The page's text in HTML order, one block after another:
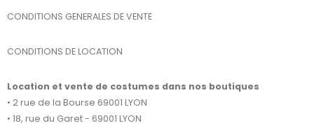
CONDITIONS GENERALES DE VENTE
CONDITIONS DE LOCATION
Location et vente de costumes dans nos boutiques
• 2 rue de la Bourse 69001 LYON
• 18, rue du Garet - 69001 LYON